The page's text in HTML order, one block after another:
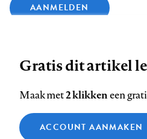
AANMELDEN
op
op
op
ons
op
Contact Colofon Disclaimer
Gratis dit artikel
Maak met2 klikkeneen
ACCOUNT AANMAKEN
Zie onze cookie policy